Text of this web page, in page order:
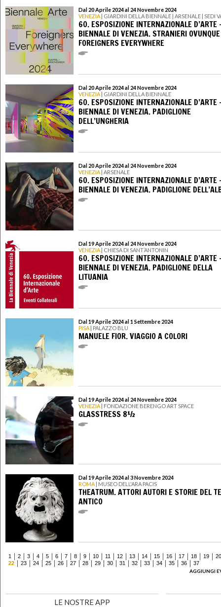
Dal 20 Aprile 2024 al 24 Novembre 2024
VENEZIA | GIARDINI DELLA BIENNALE | ARSENALE | SEDI
60. ESPOSIZIONE INTERNAZIONALE D’ARTE
BIENNALE DI VENEZIA. STRANIERI
FOREIGNERS EVERYWHERE
Dal 20 Aprile 2024 al 24 Novembre 2024
VENEZIA | GIARDINI DELLA BIENNALE
60. ESPOSIZIONE INTERNAZIONALE D’ARTE
BIENNALE DI VENEZIA. PADIGLIONE
DELL’UNGHERIA
Dal 20 Aprile 2024 al 24 Novembre 2024
VENEZIA | ARSENALE
60. ESPOSIZIONE INTERNAZIONALE D’ARTE
BIENNALE DI VENEZIA. PADIGLIONE
Dal 19 Aprile 2024 al 24 Novembre 2024
VENEZIA | CHIESA DI SANT’ANTONIN
60. ESPOSIZIONE INTERNAZIONALE D’ARTE
BIENNALE DI VENEZIA. PADIGLIONE DELLA
LITUANIA
Dal 19 Aprile 2024 al 1 Settembre 2024
PISA | PALAZZO BLU
MANUELE FIOR. VIAGGIO A COLORI
Dal 19 Aprile 2024 al 24 Novembre 2024
VENEZIA | FONDAZIONE BERENGO ART SPACE
GLASSTRESS 8½
Dal 19 Aprile 2024 al 3 Novembre 2024
ROMA | MUSEO DELL'ARA PACIS
THEATRUM. ATTORI AUTORI E STORIE DEL
ANTICO
1 2 3 4 5 6 7 8 9 10 11 12 13 14 15 16 17 18 19
20
22
23 24 25 26 27 28 29 30 31 32 33 34 35 36
37
AGGIUNGI
LE NOSTRE APP